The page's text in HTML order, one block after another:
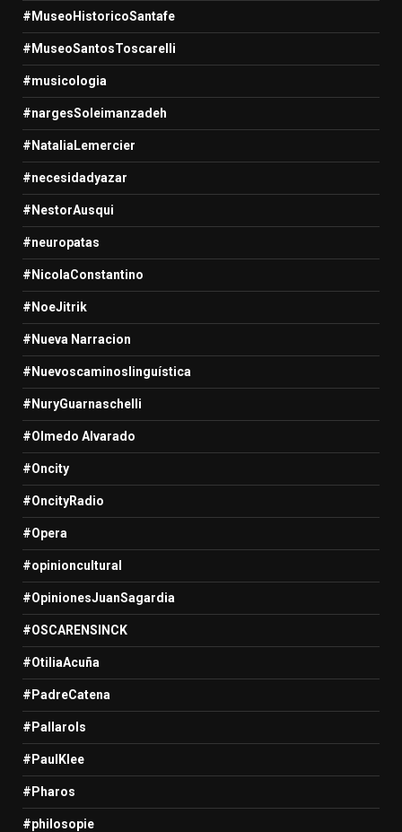
#MuseoHistoricoSantafe
#MuseoSantosToscarelli
#musicologia
#nargesSoleimanzadeh
#NataliaLemercier
#necesidadyazar
#NestorAusqui
#neuropatas
#NicolaConstantino
#NoeJitrik
#Nueva Narracion
#Nuevoscaminoslinguística
#NuryGuarnaschelli
#Olmedo Alvarado
#Oncity
#OncityRadio
#Opera
#opinioncultural
#OpinionesJuanSagardia
#OSCARENSINCK
#OtiliaAcuña
#PadreCatena
#Pallarols
#PaulKlee
#Pharos
#philosopie